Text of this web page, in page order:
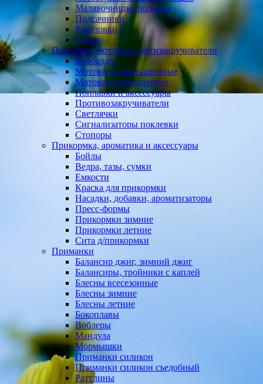
Малявочницы, полотна
Подсачники
Раколовки
Садки
Поплавки, мотовила, антизакручиватели
Бомбарды
Мотовила неоснащенные
Мотовила оснащенные
Поплавки и аксессуары
Противозакручиватели
Светлячки
Сигнализаторы поклевки
Стопоры
Прикормка, ароматика и аксессуары
Бойлы
Ведра, тазы, сумки
Емкости
Краска для прикормки
Насадки, добавки, ароматизаторы
Пресс-формы
Прикормки зимние
Прикормки летние
Сита д/прикормки
Приманки
Балансир джиг, зимний джиг
Балансиры, тройники с каплей
Блесны всесезонные
Блесны зимние
Блесны летние
Бокоплавы
Воблеры
Мандула
Мормышки
Приманки силикон
Приманки силикон съедобный
Раттлины